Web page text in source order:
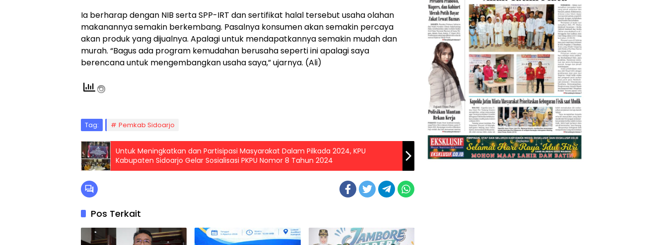
Ia berharap dengan NIB serta SPP-IRT dan sertifikat halal tersebut usaha olahan
makanannya semakin berkembang. Pasalnya konsumen akan semakin percaya
akan produk yang dijualnya. Apalagi untuk mendapatkannya semakin mudah dan
murah. “Bagus ada program kemudahan berusaha seperti ini apalagi saya
berencana untuk mengembangkan usaha saya,” ujarnya. (Ali)
Tag: Pemkab Sidoarjo
Untuk Meningkatkan dan Partisipasi Masyarakat Dalam Pilkada 2024, KPU
Kabupaten Sidoarjo Gelar Sosialisasi PKPU Nomor 8 Tahun 2024
Pos Terkait